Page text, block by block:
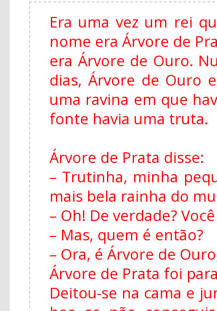
Era uma vez um rei
nome era Árvore de
era Árvore de Ouro.
dias, Árvore de Ouro
uma ravina em que
fonte havia uma truta.
Árvore de Prata disse:
– Trutinha, minha
mais bela rainha do
– Oh! De verdade?
– Mas, quem é então?
– Ora, é Árvore de
Árvore de Prata foi
Deitou-se na cama e